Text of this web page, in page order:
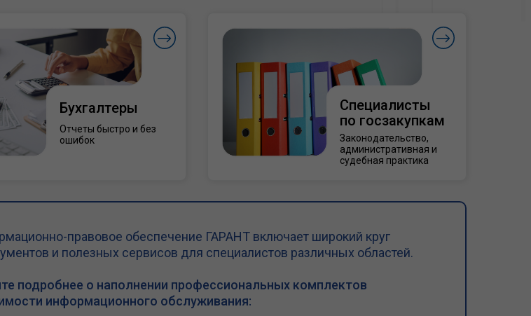
Бухгалтеры
Отчеты быстро и без
ошибок
Специалисты
по госзакупкам
Законодательство,
административная и
судебная практика
правовое обеспечение ГАРАНТ включает широкий круг
и полезных сервисов для специалистов различных областей.
подробнее о наполнении профессиональных комплектов
информационного обслуживания: